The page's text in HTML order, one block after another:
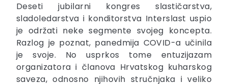
Deseti jubilarni kongres slastičarstva,
sladoledarstva i konditorstva Interslast uspio
je održati neke segmente svojeg koncepta.
Razlog je poznat, panedmija COVID-a učinila
je svoje. No usprkos tome entuzijazam
organizatora i članova Hrvatskog kuharskog
saveza, odnosno njihovih stručnjaka i veliko